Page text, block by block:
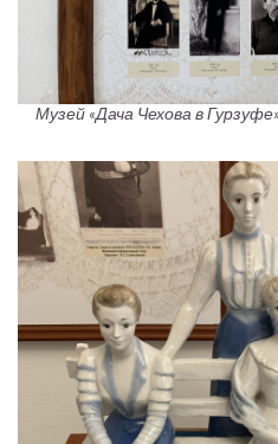
Музей «Дача Чехова в